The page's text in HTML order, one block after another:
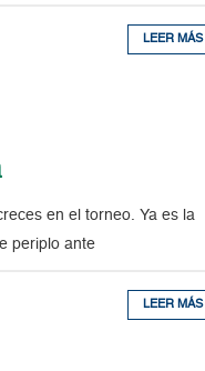
LEER MÁS
en el torneo. Ya es la
periplo ante
LEER MÁS